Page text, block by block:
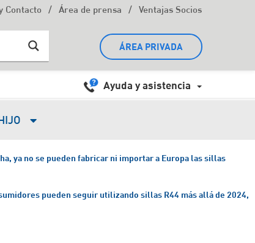
Contacto / Área de prensa / Ventajas Socios
ÁREA PRIVADA
Ayuda y asistencia
ya no se pueden fabricar ni importar a Europa las sillas
pueden seguir utilizando sillas R44 más allá de 2024,